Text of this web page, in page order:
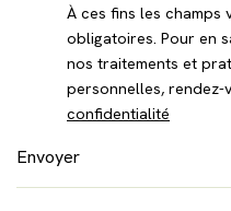
À ces fins les champs
obligatoires. Pour en
nos traitements et
personnelles, rendez-
confidentialité
Envoyer